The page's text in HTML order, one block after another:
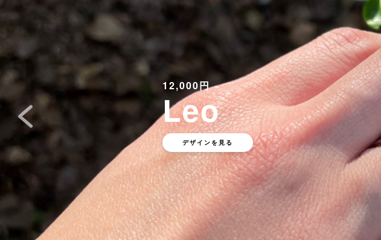
12,000円 ~
Leo
デザインを見る